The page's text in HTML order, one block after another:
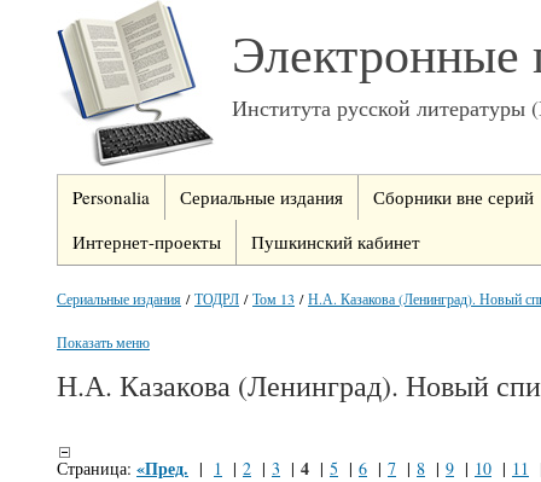
Электронные
Института русской
Personalia Сериальные издания
Сборники вне серий
Интернет-проекты
Пушкинский кабинет
Сериальные издания /ТОДРЛ /Том 13 /Н.А. Казакова (Ленинград). Новый
Показать меню
Н.А. Казакова (Ленинград). Новый
Страница: «Пред. | 1 | 2 | 3 | 4 | 5 | 6 | 7 | 8 | 9 | 10 | 11